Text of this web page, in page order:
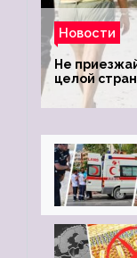
Новости
Не
целой
туристки